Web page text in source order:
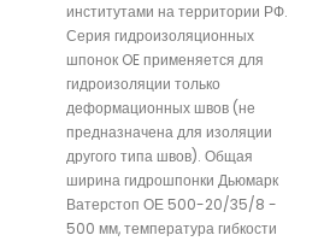
институтами на территории РФ.
Серия гидроизоляционных
шпонок OE применяется для
гидроизоляции только
деформационных швов (не
предназначена для изоляции
другого типа швов). Общая
ширина гидрошпонки Дьюмарк
Ватерстоп ОЕ 500-20/35/8 -
500 мм, температура гибкости